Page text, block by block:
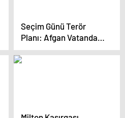
Seçim Günü Terör
Planı: Afgan Vatandaşı
Gözaltında